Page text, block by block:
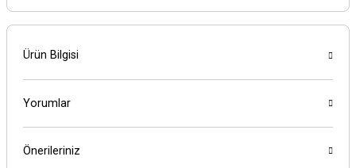
Ürün Bilgisi
Yorumlar
Önerileriniz